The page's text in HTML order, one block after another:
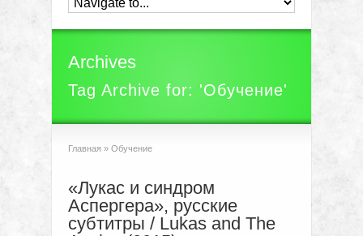
Archives
Tag Archive for: 'Обучение'
Главная » Обучение
«Лукас и синдром
Аспергера», русские
субтитры / Lukas and The